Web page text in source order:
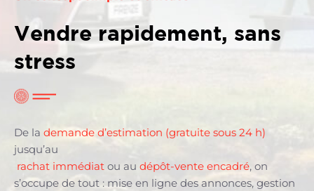
Vendre rapidement, sans
stress
De la demande d’estimation (gratuite sous 24 h)
jusqu’au
rachat immédiat ou au dépôt-vente encadré, on
s’occupe de tout : mise en ligne des annonces, gestion